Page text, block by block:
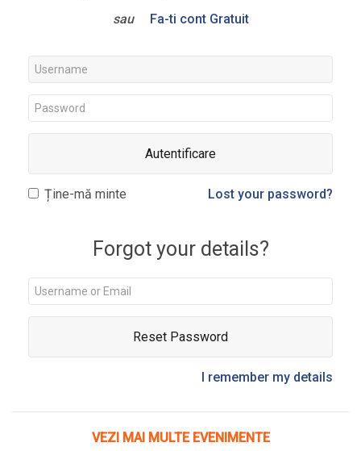
sau Fa-ti cont Gratuit
Autentificare
Ține-mă minte Lost your password?
Forgot your details?
Reset Password
I remember my details
VEZI MAI MULTE EVENIMENTE